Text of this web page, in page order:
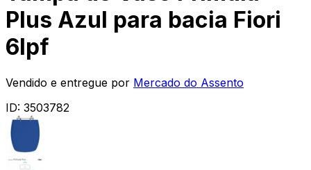
Plus Azul para bacia Fiori
6lpf
Vendido e entregue por Mercado do Assento
ID: 3503782